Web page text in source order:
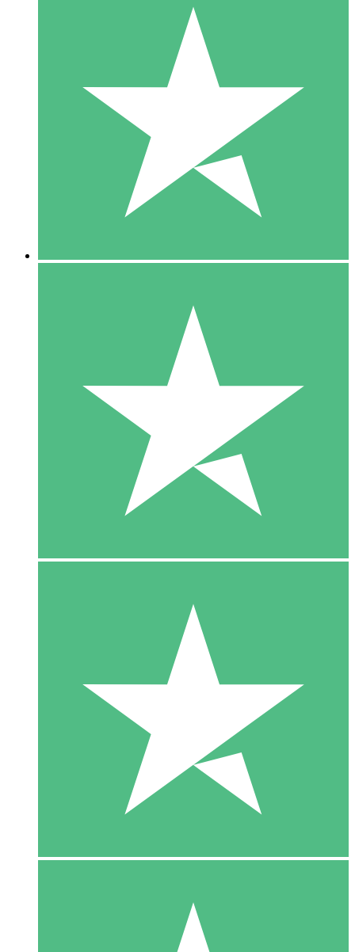
Pacchetti di Crediti Individuali
Paga a consumo con crediti di download. Nessun impegno
1 Download
10
US$1500
10 Download
20